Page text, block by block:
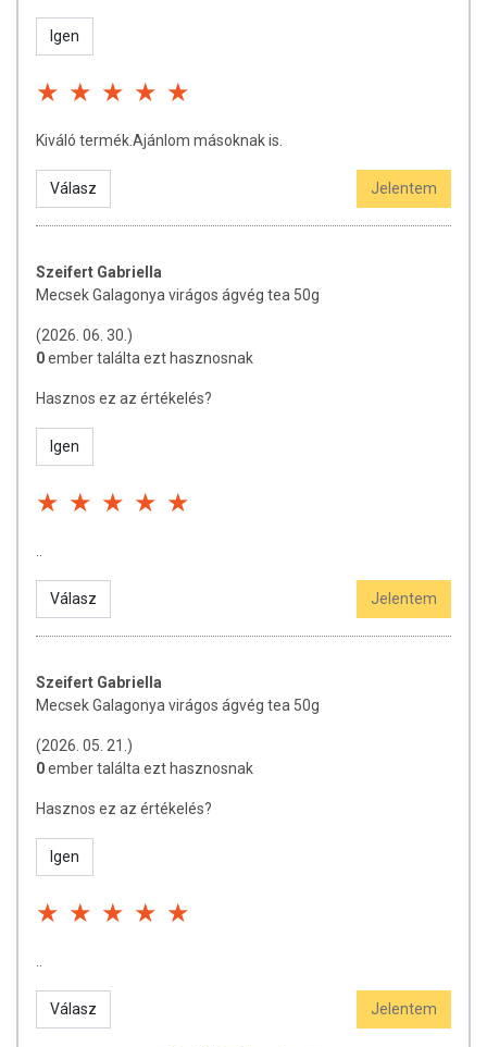
Igen
Kiváló termék.Ajánlom másoknak is.
Válasz Jelentem
Szeifert Gabriella
Mecsek Galagonya virágos ágvég tea 50g
(2026. 06. 30.)
0ember találta ezt hasznosnak
Hasznos ez az értékelés?
Igen
Válasz Jelentem
Szeifert Gabriella
Mecsek Galagonya virágos ágvég tea 50g
(2026. 05. 21.)
0ember találta ezt hasznosnak
Hasznos ez az értékelés?
Igen
Válasz Jelentem